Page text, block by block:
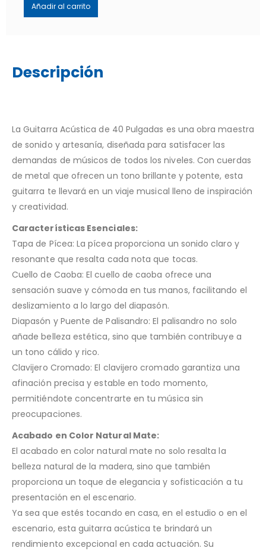
Añadir al carrito
Descripción
La Guitarra Acústica de 40 Pulgadas es una obra maestra
de sonido y artesanía, diseñada para satisfacer las
demandas de músicos de todos los niveles. Con cuerdas
de metal que ofrecen un tono brillante y potente, esta
guitarra te llevará en un viaje musical lleno de inspiración
y creatividad.
Características Esenciales:
Tapa de Pícea: La pícea proporciona un sonido claro y
resonante que resalta cada nota que tocas.
Cuello de Caoba: El cuello de caoba ofrece una
sensación suave y cómoda en tus manos, facilitando el
deslizamiento a lo largo del diapasón.
Diapasón y Puente de Palisandro: El palisandro no solo
añade belleza estética, sino que también contribuye a
un tono cálido y rico.
Clavijero Cromado: El clavijero cromado garantiza una
afinación precisa y estable en todo momento,
permitiéndote concentrarte en tu música sin
preocupaciones.
Acabado en Color Natural Mate:
El acabado en color natural mate no solo resalta la
belleza natural de la madera, sino que también
proporciona un toque de elegancia y sofisticación a tu
presentación en el escenario.
Ya sea que estés tocando en casa, en el estudio o en el
escenario, esta guitarra acústica te brindará un
rendimiento excepcional en cada actuación. Su